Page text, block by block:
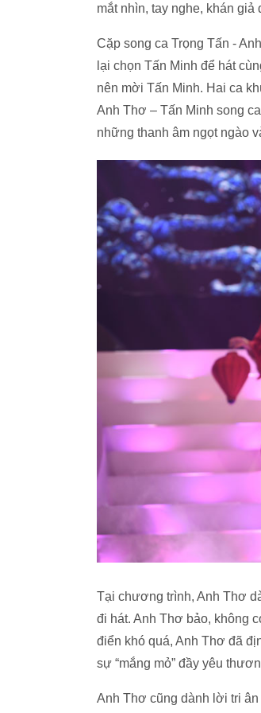
mắt nhìn, tay nghe, khán
Cặp song ca Trọng Tấn -
lại chọn Tấn Minh để hát
nên mời Tấn Minh. Hai ca
Anh Thơ – Tấn Minh song
những thanh âm ngọt ngào
Tại chương trình, Anh Thơ
đi hát. Anh Thơ bảo, không
điển khó quá, Anh Thơ đã
sự “mắng mỏ” đầy yêu
Anh Thơ cũng dành lời tri